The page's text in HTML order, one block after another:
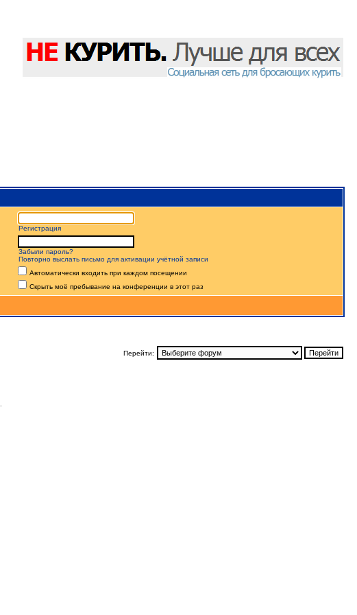
Регистрация
Забыли пароль?
Повторно выслать письмо для активации учётной записи
Автоматически входить при каждом посещении
Скрыть моё пребывание на конференции в этот раз
Перейти: